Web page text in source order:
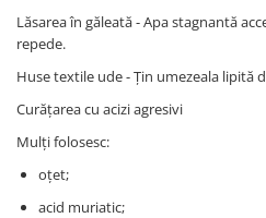
Lăsarea în găleată - Apa stagnantă
repede.
Huse textile ude - Țin umezeala lipită
Curățarea cu acizi agresivi
Mulți folosesc:
oțet;
acid muriatic;